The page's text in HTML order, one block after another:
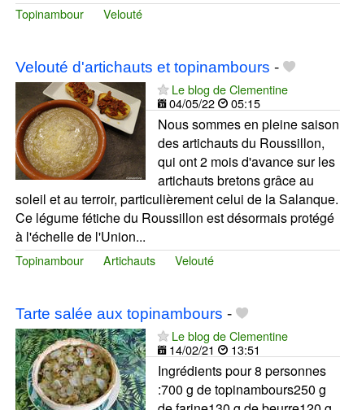
Topinambour Velouté
Velouté d'artichauts et topinambours -
Le blog de Clementine
04/05/22
05:15
Nous sommes en pleine saison
des artichauts du Roussillon,
qui ont 2 mois d'avance sur les
artichauts bretons grâce au
soleil et au terroir, particulièrement celui de la Salanque.
Ce légume fétiche du Roussillon est désormais protégé
à l'échelle de l'Union...
Topinambour Artichauts Velouté
Tarte salée aux topinambours -
Le blog de Clementine
14/02/21
13:51
Ingrédients pour 8 personnes
:700 g de topinambours250 g